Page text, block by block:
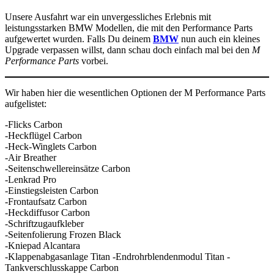
Unsere Ausfahrt war ein unvergessliches Erlebnis mit
leistungsstarken BMW Modellen, die mit den Performance Parts
aufgewertet wurden. Falls Du deinem BMW nun auch ein kleines
Upgrade verpassen willst, dann schau doch einfach mal bei den M
Performance Parts vorbei.
Wir haben hier die wesentlichen Optionen der M Performance Parts
aufgelistet:
-Flicks Carbon
-Heckflügel Carbon
-Heck-Winglets Carbon
-Air Breather
-Seitenschwellereinsätze Carbon
-Lenkrad Pro
-Einstiegsleisten Carbon
-Frontaufsatz Carbon
-Heckdiffusor Carbon
-Schriftzugaufkleber
-Seitenfolierung Frozen Black
-Kniepad Alcantara
-Klappenabgasanlage Titan -Endrohrblendenmodul Titan -
Tankverschlusskappe Carbon